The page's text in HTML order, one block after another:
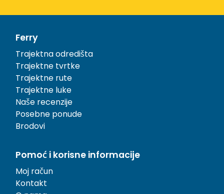
Ferry
Trajektna odredišta
Trajektne tvrtke
Trajektne rute
Trajektne luke
Naše recenzije
Posebne ponude
Brodovi
Pomoć i korisne informacije
Moj račun
Kontakt